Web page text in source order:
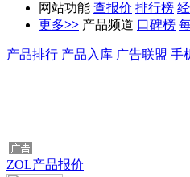
网站功能 查报价 排行榜
更多>> 产品频道 口碑榜
产品排行 产品入库 广告联盟 手
ZOL产品报价